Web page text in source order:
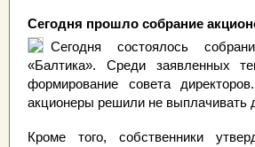
Сегодня прошло собрание
Сегодня состоялось
«Балтика». Среди заявленных
формирование совета
акционеры решили не выплачивать
Кроме того, собственники